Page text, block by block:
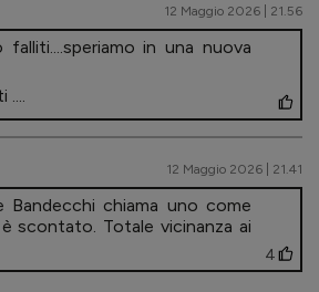
12 Maggio 2026 | 21.56
falliti....speriamo in una nuova
....
12 Maggio 2026 | 21.41
Bandecchi chiama uno come
scontato. Totale vicinanza ai
4